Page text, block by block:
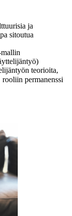
ja
sitoutua
teorioita,
permanenssi